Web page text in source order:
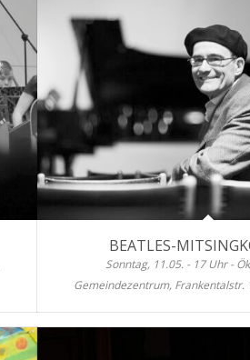
BEATLES-
Sonntag, 11.05. - 17 Uhr -
Gemeindezentrum, Frankentalstr.